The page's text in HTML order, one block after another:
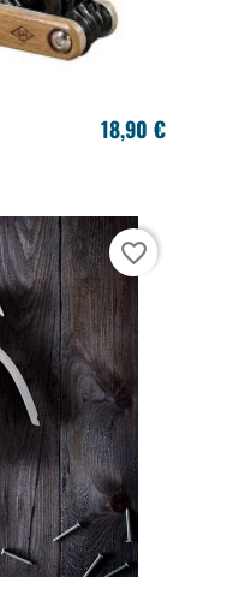
18,90 €
favorite_border